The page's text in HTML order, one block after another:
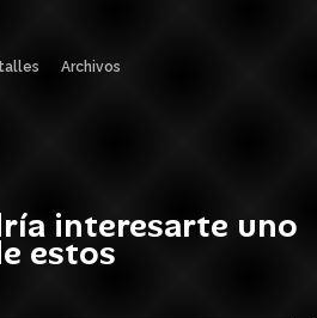
Archivos
interesarte uno
estos